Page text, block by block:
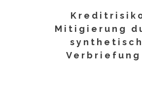
Mitigierung
Verbriefung